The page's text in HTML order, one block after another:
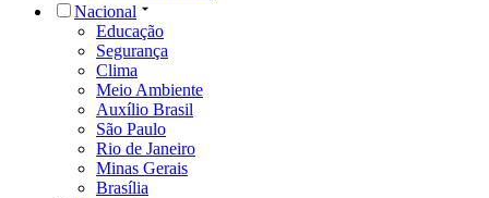
Nacional
Educação
Segurança
Clima
Meio Ambiente
Auxílio Brasil
São Paulo
Rio de Janeiro
Minas Gerais
Brasília